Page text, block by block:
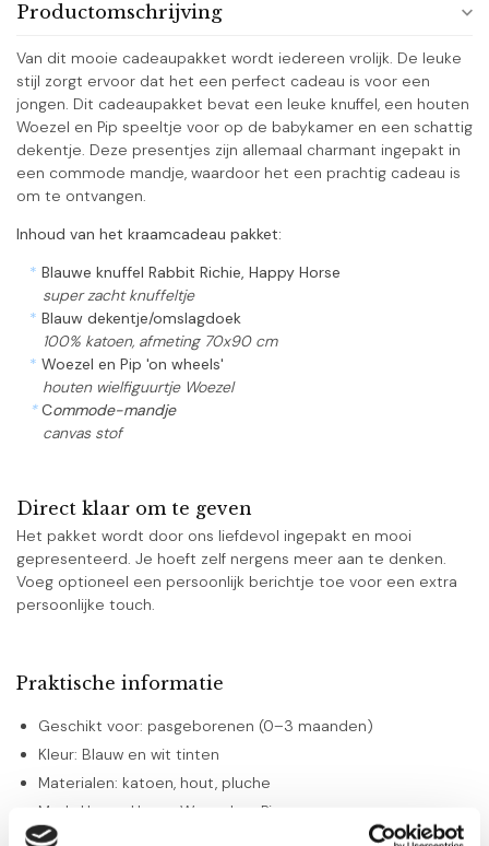
Productomschrijving
Van dit mooie cadeaupakket wordt iedereen vrolijk. De leuke
stijl zorgt ervoor dat het een perfect cadeau is voor een
jongen. Dit cadeaupakket bevat een leuke knuffel, een houten
Woezel en Pip speeltje voor op de babykamer en een schattig
dekentje. Deze presentjes zijn allemaal charmant ingepakt in
een commode mandje, waardoor het een prachtig cadeau is
om te ontvangen.
Inhoud van het kraamcadeau pakket:
* Blauwe knuffel Rabbit Richie, Happy Horse
super zacht knuffeltje
* Blauw dekentje/omslagdoek
100% katoen, afmeting 70x90 cm
* Woezel en Pip 'on wheels'
houten wielfiguurtje Woezel
* Commode-mandje
canvas stof
Direct klaar om te geven
Het pakket wordt door ons liefdevol ingepakt en mooi
gepresenteerd. Je hoeft zelf nergens meer aan te denken.
Voeg optioneel een persoonlijk berichtje toe voor een extra
persoonlijke touch.
Praktische informatie
Geschikt voor: pasgeborenen (0–3 maanden)
Kleur: Blauw en wit tinten
Materialen: katoen, hout, pluche
Merk: Happy Horse, Woezel en Pip
Verpakking: canvas mandje inclusief decoratie